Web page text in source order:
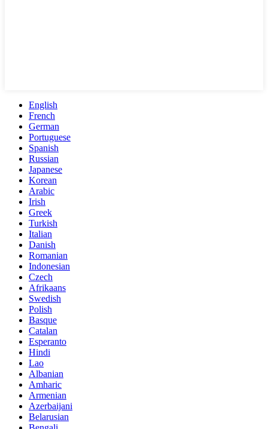
English
French
German
Portuguese
Spanish
Russian
Japanese
Korean
Arabic
Irish
Greek
Turkish
Italian
Danish
Romanian
Indonesian
Czech
Afrikaans
Swedish
Polish
Basque
Catalan
Esperanto
Hindi
Lao
Albanian
Amharic
Armenian
Azerbaijani
Belarusian